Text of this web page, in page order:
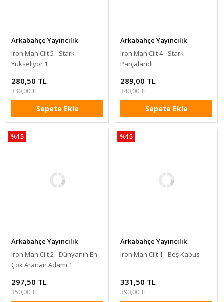
Arkabahçe Yayıncılık
Iron Man Cilt 5 - Stark
Yükseliyor 1
280,50 TL
330,00 TL
Sepete Ekle
Arkabahçe Yayıncılık
Iron Man Cilt 4 - Stark
Parçalandı
289,00 TL
340,00 TL
Sepete Ekle
%15
Arkabahçe Yayıncılık
Iron Man Cilt 2 - Dünyanın En
Çok Aranan Adamı 1
297,50 TL
350,00 TL
%15
Arkabahçe Yayıncılık
Iron Man Cilt 1 - Beş Kabus
331,50 TL
390,00 TL